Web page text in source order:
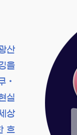
산
을
‧
실
상
흐